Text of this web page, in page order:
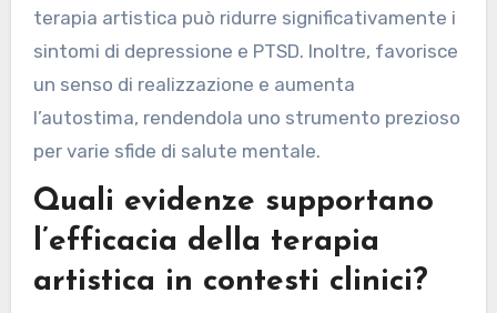
terapia artistica può ridurre significativamente i
sintomi di depressione e PTSD. Inoltre, favorisce
un senso di realizzazione e aumenta
l’autostima, rendendola uno strumento prezioso
per varie sfide di salute mentale.
Quali evidenze supportano
l’efficacia della terapia
artistica in contesti clinici?